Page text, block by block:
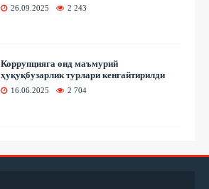
26.09.2025 2 243
Коррупцияга оид маъмурий
ҳуқуқбузарлик турлари кенгайтирилди
16.06.2025 2 704